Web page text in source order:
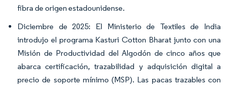
fibra de origen estadounidense.
Diciembre de 2025: El Ministerio de Textiles de India
introdujo el programa Kasturi Cotton Bharat junto con una
Misión de Productividad del Algodón de cinco años que
abarca certificación, trazabilidad y adquisición digital a
precio de soporte mínimo (MSP). Las pacas trazables con